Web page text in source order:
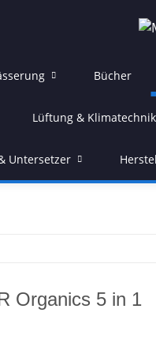
Bücher
Lüftung & Klimatechnik
Untersetzer
Organics 5 in 1